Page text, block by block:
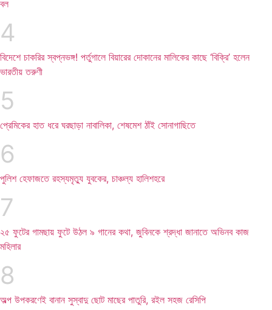
বল
বিদেশে চাকরির স্বপ্নভঙ্গ! পর্তুগালে বিয়ারের দোকানের মালিকের কাছে ‘বিক্রি’ হলেন
ভারতীয় তরুণী
প্রেমিকের হাত ধরে ঘরছাড়া নাবালিকা, শেষমেশ ঠাঁই সোনাগাছিতে
পুলিশ হেফাজতে রহস্যমৃত্যু যুবকের, চাঞ্চল্য হালিশহরে
২৫ ফুটের গামছায় ফুটে উঠল ৯ গানের কথা, জুবিনকে শ্রদ্ধা জানাতে অভিনব কাজ
মহিলার
অল্প উপকরণেই বানান সুস্বাদু ছোট মাছের পাতুরি, রইল সহজ রেসিপি